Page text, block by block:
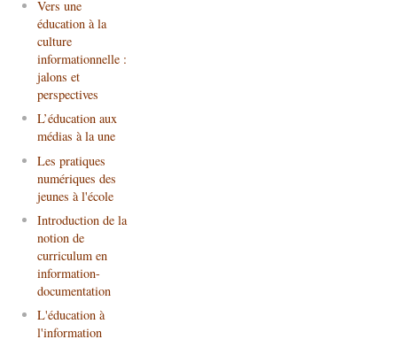
Vers une
éducation à la
culture
informationnelle :
jalons et
perspectives
L’éducation aux
médias à la une
Les pratiques
numériques des
jeunes à l'école
Introduction de la
notion de
curriculum en
information-
documentation
L'éducation à
l'information